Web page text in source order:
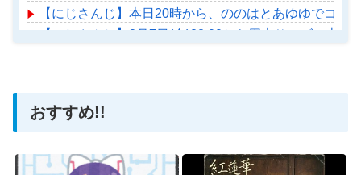
【にじさんじ】本日20時から、ののはとあゆゆでコラ
【にじさんじ】8月7日(金)22:00から周央サンゴ、志摩
おすすめ!!